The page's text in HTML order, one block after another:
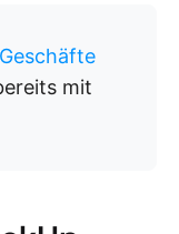
mit